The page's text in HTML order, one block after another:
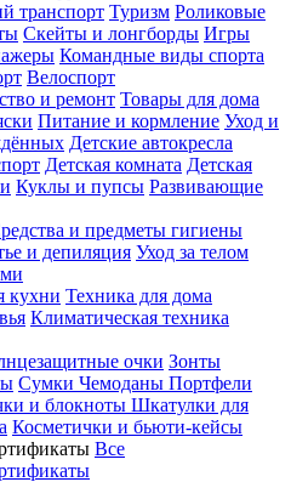
транспорт Туризм Роликовые
Скейты и лонгборды Игры
Командные виды спорта
Велоспорт
и ремонт Товары для дома
Питание и кормление Уход и
Детские автокресла
Детская комната Детская
Куклы и пупсы Развивающие
и предметы гигиены
и депиляция Уход за телом
кухни Техника для дома
Климатическая техника
очки Зонты
Сумки Чемоданы Портфели
и блокноты Шкатулки для
Косметички и бьюти-кейсы
Все